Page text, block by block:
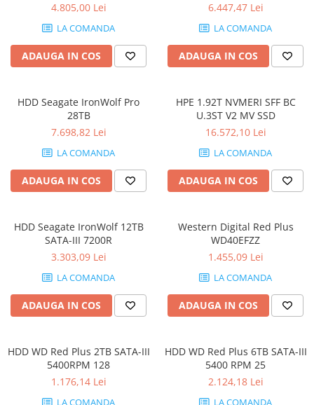
Calculatoare NOI
Calculatoare SECOND-HAND
Calculatoare RENEW
Calculatoare WORKSTATION
Componente PC NOI
Hard Disk-uri Desktop
Memorii PC
Placi video
Surse PC
Carcase
Placi de baza
Componente Renew/Refurbished
Placi de baza REFURBISHED
4.805,00 Lei
LA COMANDA
ADAUGA IN COS
6.447,47 Lei
LA COMANDA
ADAUGA IN COS
HDD Seagate IronWolf Pro
28TB
7.698,82 Lei
LA COMANDA
ADAUGA IN COS
HPE 1.92T NVMERI SFF BC
U.3ST V2 MV SSD
16.572,10 Lei
LA COMANDA
ADAUGA IN COS
HDD Seagate IronWolf 12TB
SATA-III 7200R
3.303,09 Lei
LA COMANDA
ADAUGA IN COS
Western Digital Red Plus
WD40EFZZ
1.455,09 Lei
LA COMANDA
ADAUGA IN COS
HDD WD Red Plus 2TB SATA-III
5400RPM 128
1.176,14 Lei
LA COMANDA
HDD WD Red Plus 6TB SATA-III
5400 RPM 25
2.124,18 Lei
LA COMANDA